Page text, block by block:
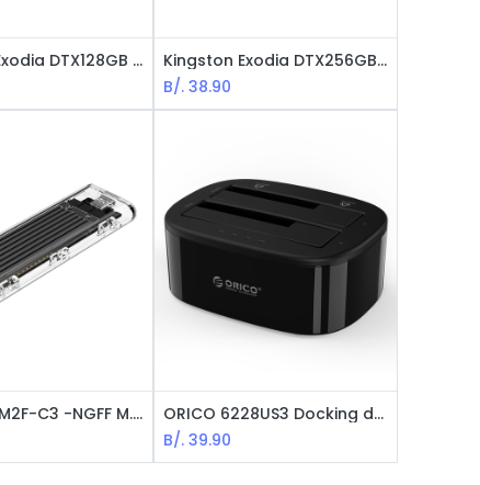
Kingston Exodia DTX128GB Memoria USB3.2 Flash
Kingston Exodia DTX256GB Memoria USB3.2 Flash
B/.38.90
ORICO TCM2F-C3 -NGFF M.2 Enclousure USB-C / 5Gbps / Acrilico / Transparente
ORICO 6228US3 Docking de 2-Bahias para Clonación de HDD - 3.5" & 2.5" / USB3.0 / Negro
B/.39.90